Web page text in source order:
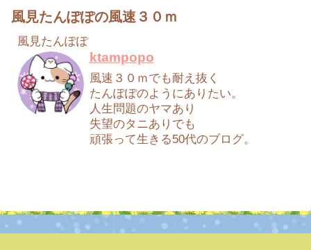
風見たんぽぽの風速３０ｍ
風見たんぽぽ
ktampopo
風速３０ｍでも耐え抜く
たんぽぽのようにありたい。
人生問題のヤマあり
失望のタニありでも
頑張って生きる50代のブログ。